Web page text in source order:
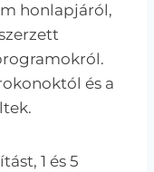
honlapjáról,
és a
1 és 5